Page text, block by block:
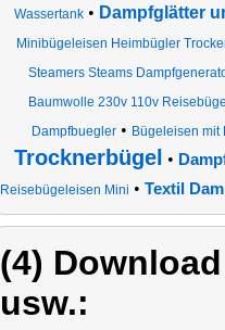
Wassertank • Dampfglätter
Minibügeleisen Heimbügler
Steamers Steams
Baumwolle 230v 110v
Dampfbuegler• Bügeleisen mit
Trocknerbügel •
Reisebügeleisen Mini • Textil
(4)
usw.: